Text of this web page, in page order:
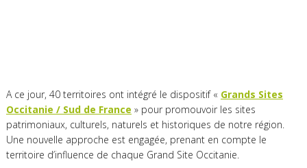
A ce jour, 40 territoires ont intégré le dispositif « Grands Sites
Occitanie / Sud de France » pour promouvoir les sites
patrimoniaux, culturels, naturels et historiques de notre région.
Une nouvelle approche est engagée, prenant en compte le
territoire d’influence de chaque Grand Site Occitanie.